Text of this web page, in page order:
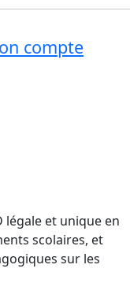
compte
légale et unique en
scolaires, et
sur les